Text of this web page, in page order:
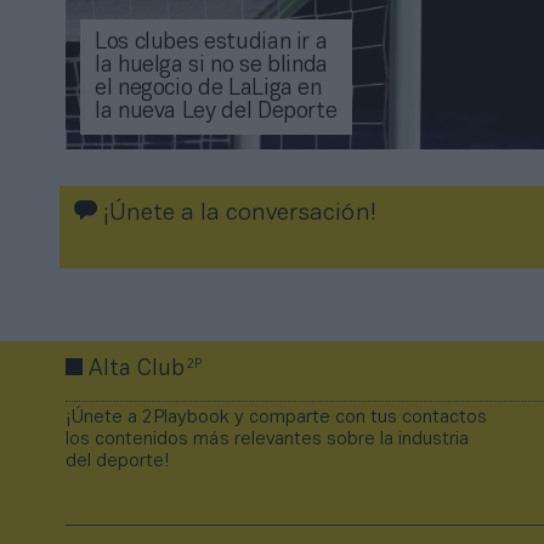
Los clubes estudian ir a
la huelga si no se blinda
el negocio de LaLiga en
la nueva Ley del Deporte
¡Únete a la conversación!
Alta Club2P
¡Únete a 2Playbook y comparte con tus contactos
los contenidos más relevantes sobre la industria
del deporte!